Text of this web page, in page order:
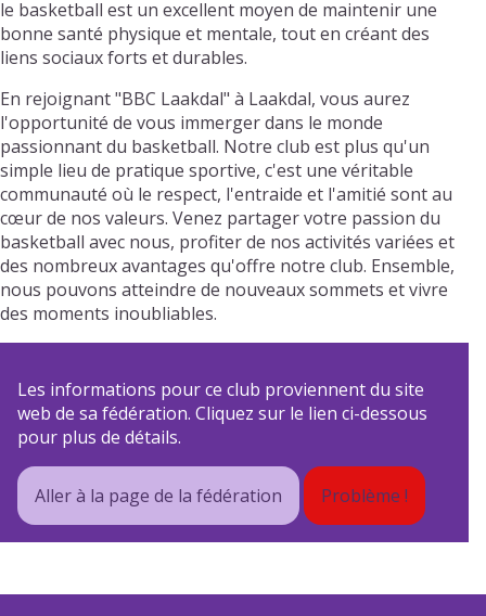
le basketball est un excellent moyen de maintenir une
bonne santé physique et mentale, tout en créant des
liens sociaux forts et durables.
En rejoignant "BBC Laakdal" à Laakdal, vous aurez
l'opportunité de vous immerger dans le monde
passionnant du basketball. Notre club est plus qu'un
simple lieu de pratique sportive, c'est une véritable
communauté où le respect, l'entraide et l'amitié sont au
cœur de nos valeurs. Venez partager votre passion du
basketball avec nous, profiter de nos activités variées et
des nombreux avantages qu'offre notre club. Ensemble,
nous pouvons atteindre de nouveaux sommets et vivre
des moments inoubliables.
Les informations pour ce club proviennent du site
web de sa fédération. Cliquez sur le lien ci-dessous
pour plus de détails.
Aller à la page de la fédération Problème !